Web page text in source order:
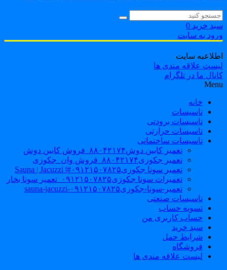
خرید 0
به سایت
سایت
علاقه مندی ها
ما در تلگرام
خانه
تاسیسات
تاسیسات برودتی
تاسیسات حرارتی
تاسیسات ساختمانی
تعمیر کابین دوش۸۸۰۴۲۱۷۴_فروش کابین دوش
تعمیر جکوزی۸۸۰۴۲۱۷۴_فروش وان_جکوزی
تعمیر سونا جکوزی۰۹۱۲۱۵۰۷۸۲۵#| Sauna | Jacuzzi
تعمیرات سونا جکوزی۰۹۱۲۱۵۰۷۸۲۵_تعمیر سونا بخار
تعمیر-سونا-جکوزی۰۹۱۲۱۵۰۷۸۲۵-sauna-jacuzzi
تاسیسات صنعتی
تسویه حساب
حساب کاربری من
سبد خرید
شرایط حمل
فروشگاه
لیست علاقه مندی ها